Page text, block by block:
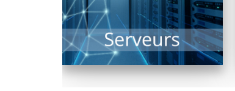
EN SAVOIR PLUS